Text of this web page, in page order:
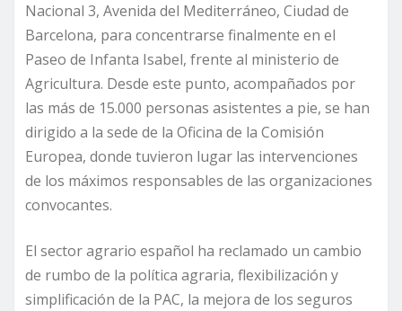
Nacional 3, Avenida del Mediterráneo, Ciudad de
Barcelona, para concentrarse finalmente en el
Paseo de Infanta Isabel, frente al ministerio de
Agricultura. Desde este punto, acompañados por
las más de 15.000 personas asistentes a pie, se han
dirigido a la sede de la Oficina de la Comisión
Europea, donde tuvieron lugar las intervenciones
de los máximos responsables de las organizaciones
convocantes.
El sector agrario español ha reclamado un cambio
de rumbo de la política agraria, flexibilización y
simplificación de la PAC, la mejora de los seguros